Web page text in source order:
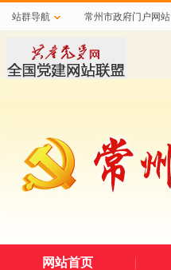
站群导航 常州市政府门户网站
网站首页